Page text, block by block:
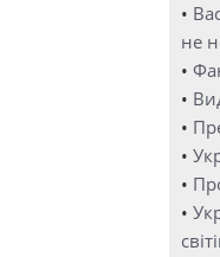
•
не
•
•
•
•
•
•